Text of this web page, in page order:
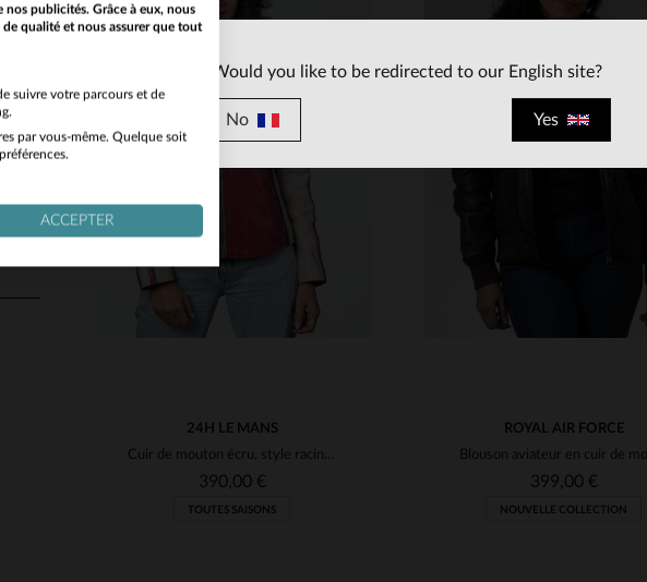
24H LE MANS
Cuir de mouton écru, style racing : souplesse et légèreté.
390,00 €
TOUTES SAISONS
ROYAL AIR FORCE
399,00 €
NOUVELLE COLLECTION
Would you like to be redirected to our English site?
No Yes
publicités. Grâce à eux, nous
qualité et nous assurer que tout
suivre votre parcours et de
par vous-même. Quelque soit
ACCEPTER